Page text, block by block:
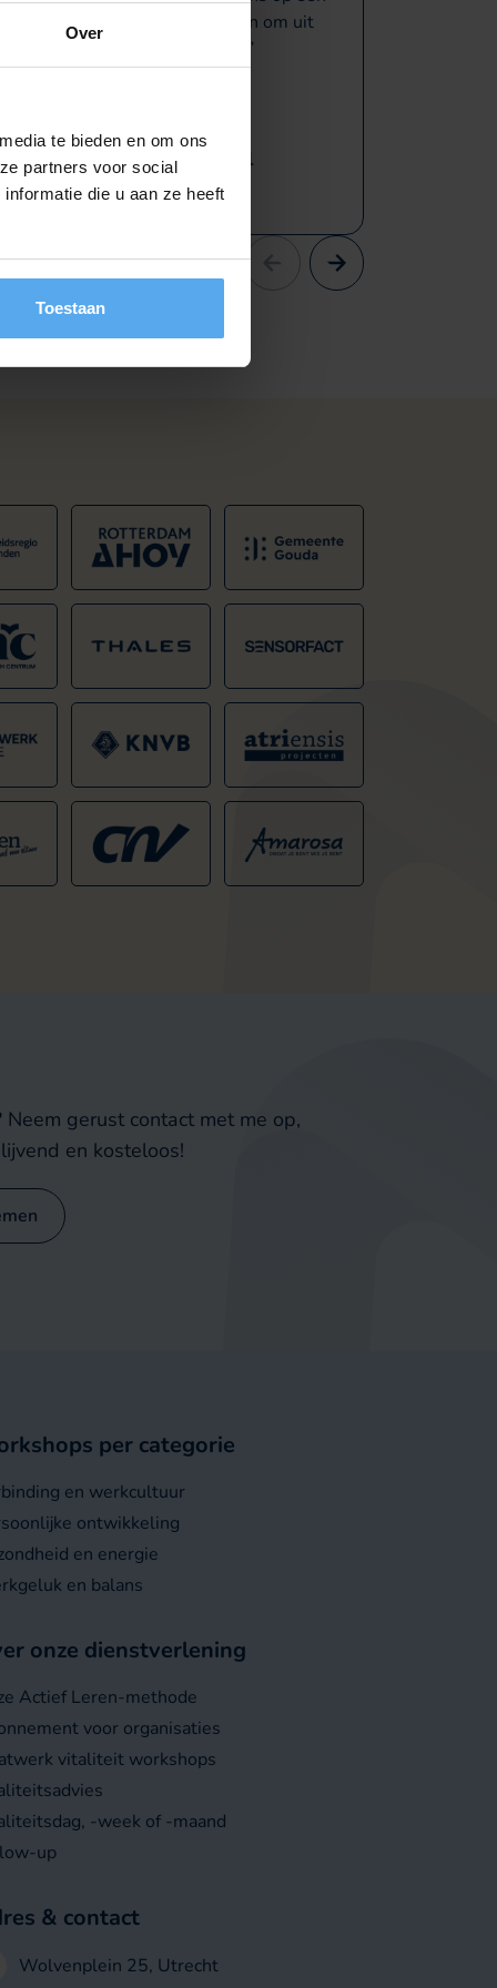
Over
te bieden en om ons
partners voor social
die u aan ze heeft
Toestaan
humorvolle manier uit te dagen om uit
Anne-Mareike Schol
gerust contact met me op,
en kosteloos!
per categorie
en werkcultuur
ontwikkeling
en energie
en balans
onze dienstverlening
Actief Leren-methode
voor organisaties
vitaliteit workshops
-week of -maand
up
& contact
Wolvenplein 25, Utrecht